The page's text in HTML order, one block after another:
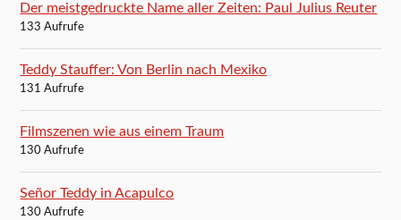
Der meistgedruckte Name aller Zeiten: Paul Julius Reuter
133 Aufrufe
Teddy Stauffer: Von Berlin nach Mexiko
131 Aufrufe
Filmszenen wie aus einem Traum
130 Aufrufe
Señor Teddy in Acapulco
130 Aufrufe